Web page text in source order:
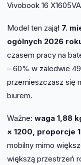
Vivobook 16
Model ten zajął 7.
ogólnych 2026
czasem pracy na
– 60% w zaledwie
przemieszczasz się
biurem.
Ważne: waga 1,88
× 1200, proporcje
mobilny mimo
większą przestrzeń